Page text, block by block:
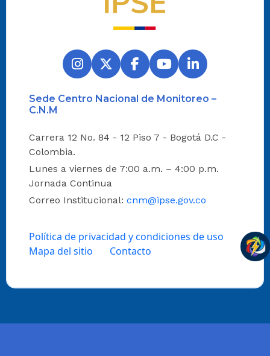
Sede Centro Nacional de Monitoreo –
C.N.M
Carrera 12 No. 84 - 12 Piso 7 - Bogotá D.C -
Colombia.
Lunes a viernes de 7:00 a.m. – 4:00 p.m.
Jornada Continua
Correo Institucional: cnm@ipse.gov.co
Política de privacidad y condiciones de uso
Mapa del sitio
Contacto